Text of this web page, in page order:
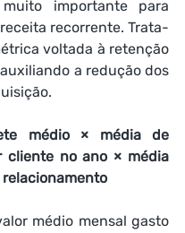
importante para
recorrente. Trata-
voltada à retenção
a redução dos
médio × média de
cliente no ano × média
médio mensal gasto